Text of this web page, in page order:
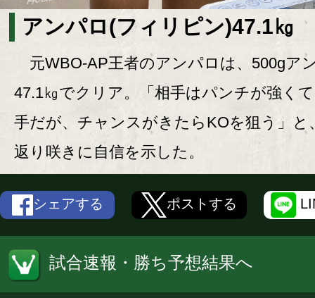
アンパロ(フィリピン)47.1㎏
元WBO-AP王者のアンパロは、500gア
47.1㎏でクリア。「相手はパンチが強く
手だが、チャンスがきたらKOを狙う」と
返り咲きに自信を示した。
シェアする ポストする
試合速報・勝ち予想結果へ